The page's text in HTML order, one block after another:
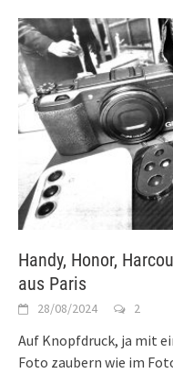
Handy, Honor,
aus Paris
28/08/2024 2
Auf Knopfdruck, ja mit
Foto zaubern wie im